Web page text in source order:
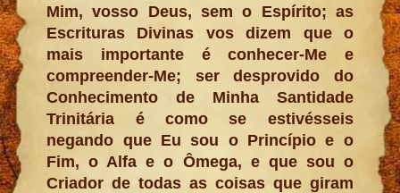
Mim, vosso Deus, sem o Espírito; as
Escrituras Divinas vos dizem que o
mais importante é conhecer-Me e
compreender-Me; ser desprovido do
Conhecimento de Minha Santidade
Trinitária é como se estivésseis
negando que Eu sou o Princípio e o
Fim, o Alfa e o Ômega, e que sou o
Criador de todas as coisas que giram